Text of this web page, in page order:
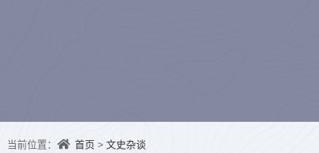
当前位置： 首页 > 文史杂谈